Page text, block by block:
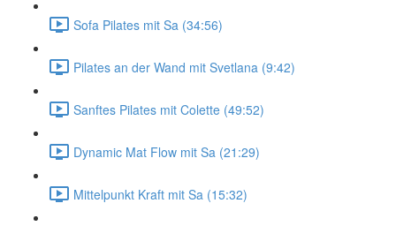
Sofa Pilates mit Sa (34:56)
Pilates an der Wand mit Svetlana (9:42)
Sanftes Pilates mit Colette (49:52)
Dynamic Mat Flow mit Sa (21:29)
Mittelpunkt Kraft mit Sa (15:32)